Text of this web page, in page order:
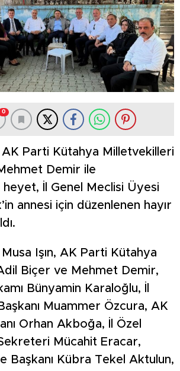
0
AK Parti Kütahya Milletvekilleri
Demir ile
İl Genel Meclisi Üyesi
annesi için düzenlenen hayır
Işın, AK Parti Kütahya
Biçer ve Mehmet Demir,
Bünyamin Karaloğlu, İl
Muammer Özcura, AK
Orhan Akboğa, İl Özel
Mücahit Eracar,
Başkanı Kübra Tekel Aktulun,